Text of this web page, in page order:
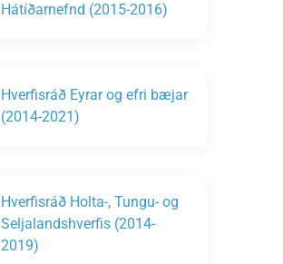
Hátíðarnefnd (2015-2016)
Hverfisráð Eyrar og efri bæjar
(2014-2021)
Hverfisráð Holta-, Tungu- og
Seljalandshverfis (2014-
2019)